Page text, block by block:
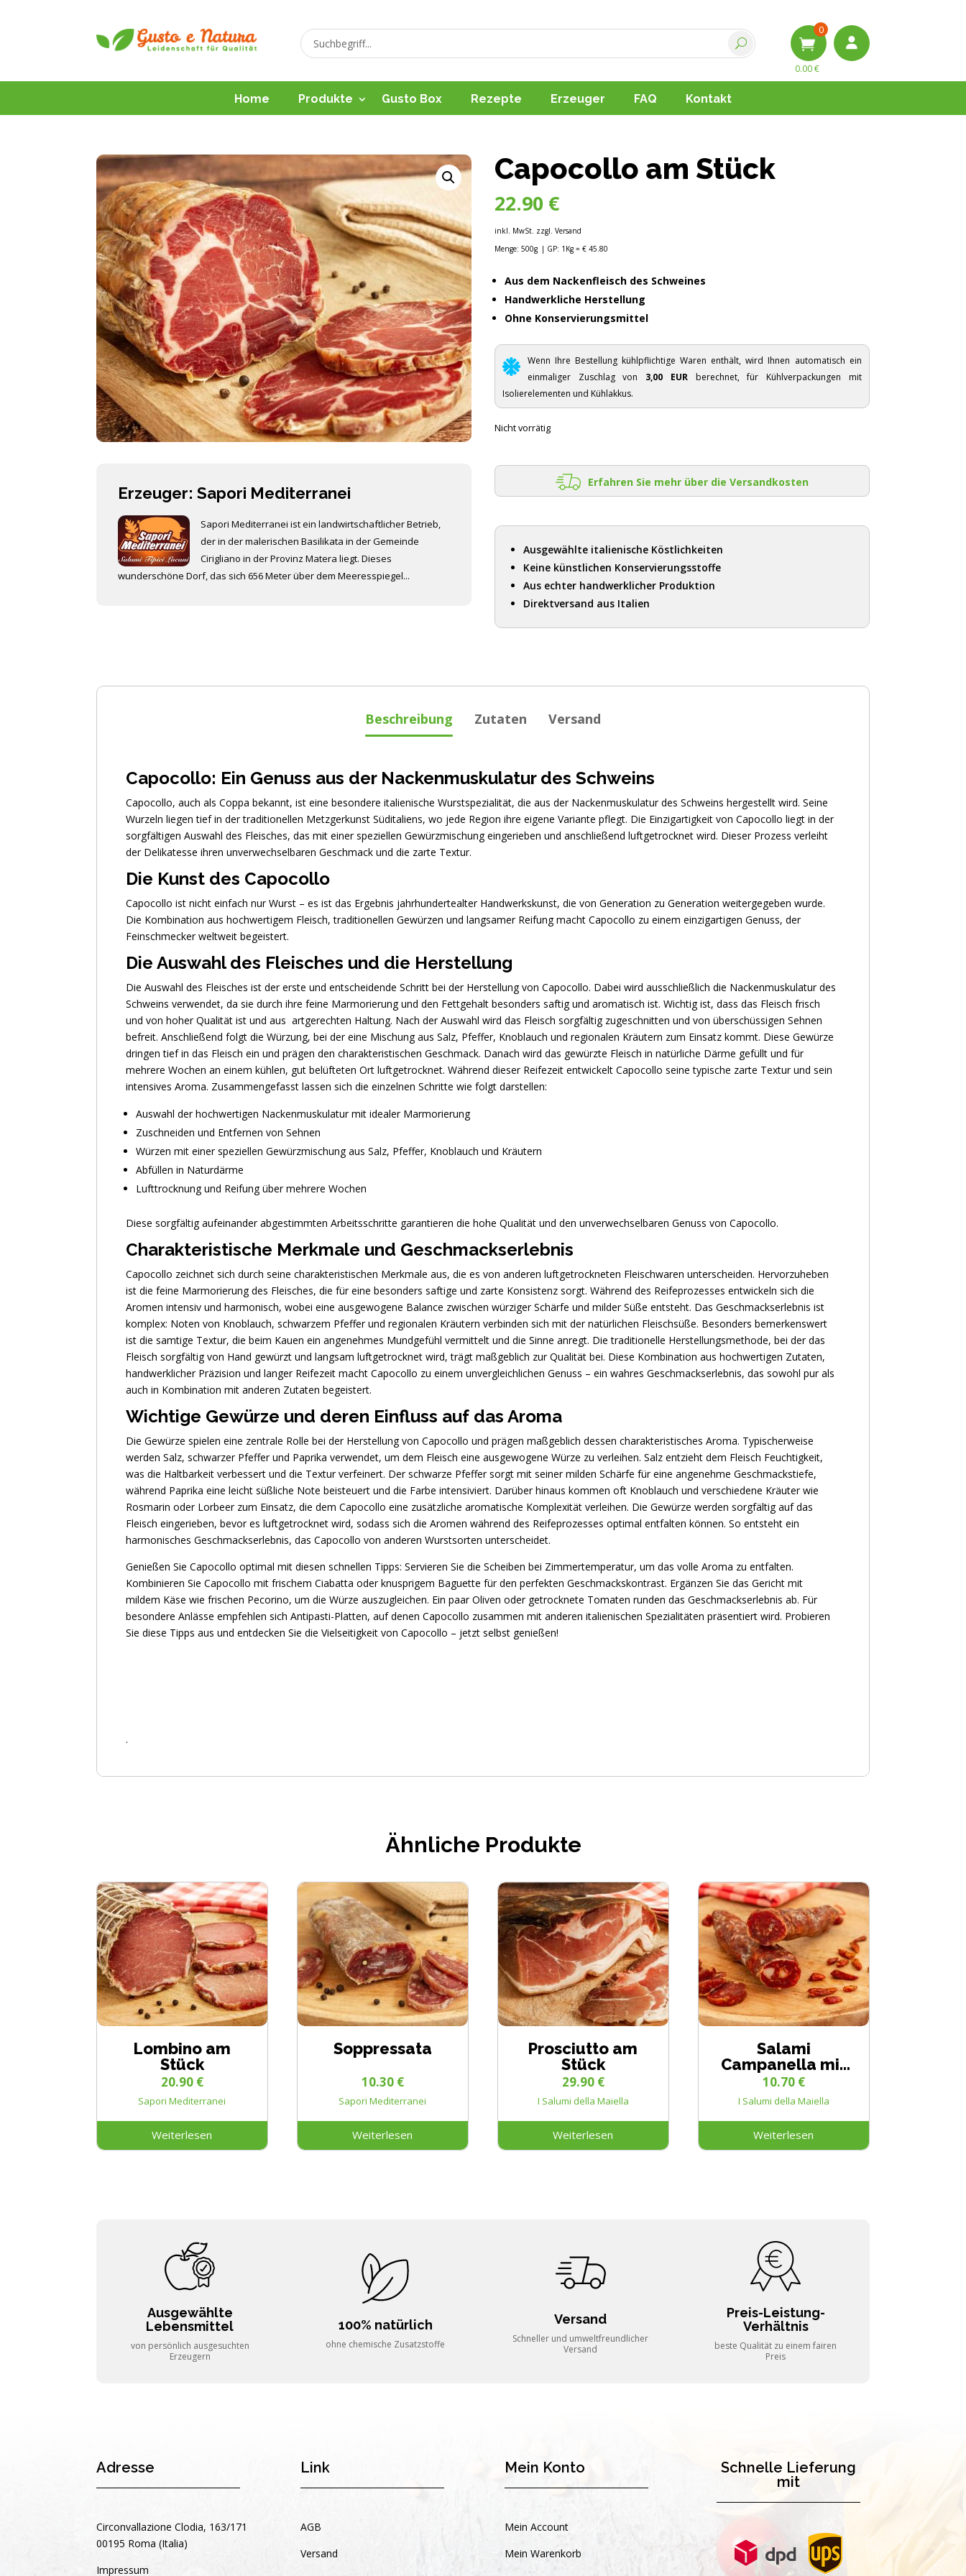
0.00€
0
Home Produkte Gusto Box Rezepte Erzeuger FAQ Kontakt
Erzeuger: Sapori Mediterranei
Sapori Mediterranei ist ein landwirtschaftlicher Betrieb,
der in der malerischen Basilikata in der Gemeinde
Cirigliano in der Provinz Matera liegt. Dieses
wunderschöne Dorf, das sich 656 Meter über dem Meeresspiegel...
Capocollo am Stück
22.90 €
inkl. MwSt. zzgl. Versand
Menge: 500g | GP: 1Kg = € 45.80
Aus dem Nackenfleisch des Schweines
Handwerkliche Herstellung
Ohne Konservierungsmittel
Wenn Ihre Bestellung kühlpflichtige Waren enthält, wird Ihnen automatisch ein
einmaliger Zuschlag von 3,00 EURberechnet, für Kühlverpackungen mit
Isolierelementen und Kühlakkus.
Nicht vorrätig
Erfahren Sie mehr über die Versandkosten
Ausgewählte italienische Köstlichkeiten
Keine künstlichen Konservierungsstoffe
Aus echter handwerklicher Produktion
Direktversand aus Italien
Beschreibung Zutaten Versand
Capocollo: Ein Genuss aus der Nackenmuskulatur des Schweins
Capocollo, auch als Coppa bekannt, ist eine besondere italienische Wurstspezialität, die aus der Nackenmuskulatur des Schweins hergestellt wird. Seine
Wurzeln liegen tief in der traditionellen Metzgerkunst Süditaliens, wo jede Region ihre eigene Variante pflegt. Die Einzigartigkeit von Capocollo liegt in der
sorgfältigen Auswahl des Fleisches, das mit einer speziellen Gewürzmischung eingerieben und anschließend luftgetrocknet wird. Dieser Prozess verleiht
der Delikatesse ihren unverwechselbaren Geschmack und die zarte Textur.
Die Kunst des Capocollo
Capocollo ist nicht einfach nur Wurst – es ist das Ergebnis jahrhundertealter Handwerkskunst, die von Generation zu Generation weitergegeben wurde.
Die Kombination aus hochwertigem Fleisch, traditionellen Gewürzen und langsamer Reifung macht Capocollo zu einem einzigartigen Genuss, der
Feinschmecker weltweit begeistert.
Die Auswahl des Fleisches und die Herstellung
Die Auswahl des Fleisches ist der erste und entscheidende Schritt bei der Herstellung von Capocollo. Dabei wird ausschließlich die Nackenmuskulatur des
Schweins verwendet, da sie durch ihre feine Marmorierung und den Fettgehalt besonders saftig und aromatisch ist. Wichtig ist, dass das Fleisch frisch
und von hoher Qualität ist und aus artgerechten Haltung. Nach der Auswahl wird das Fleisch sorgfältig zugeschnitten und von überschüssigen Sehnen
befreit. Anschließend folgt die Würzung, bei der eine Mischung aus Salz, Pfeffer, Knoblauch und regionalen Kräutern zum Einsatz kommt. Diese Gewürze
dringen tief in das Fleisch ein und prägen den charakteristischen Geschmack. Danach wird das gewürzte Fleisch in natürliche Därme gefüllt und für
mehrere Wochen an einem kühlen, gut belüfteten Ort luftgetrocknet. Während dieser Reifezeit entwickelt Capocollo seine typische zarte Textur und sein
intensives Aroma. Zusammengefasst lassen sich die einzelnen Schritte wie folgt darstellen:
Auswahl der hochwertigen Nackenmuskulatur mit idealer Marmorierung
Zuschneiden und Entfernen von Sehnen
Würzen mit einer speziellen Gewürzmischung aus Salz, Pfeffer, Knoblauch und Kräutern
Abfüllen in Naturdärme
Lufttrocknung und Reifung über mehrere Wochen
Diese sorgfältig aufeinander abgestimmten Arbeitsschritte garantieren die hohe Qualität und den unverwechselbaren Genuss von Capocollo.
Charakteristische Merkmale und Geschmackserlebnis
Capocollo zeichnet sich durch seine charakteristischen Merkmale aus, die es von anderen luftgetrockneten Fleischwaren unterscheiden. Hervorzuheben
ist die feine Marmorierung des Fleisches, die für eine besonders saftige und zarte Konsistenz sorgt. Während des Reifeprozesses entwickeln sich die
Aromen intensiv und harmonisch, wobei eine ausgewogene Balance zwischen würziger Schärfe und milder Süße entsteht. Das Geschmackserlebnis ist
komplex: Noten von Knoblauch, schwarzem Pfeffer und regionalen Kräutern verbinden sich mit der natürlichen Fleischsüße. Besonders bemerkenswert
ist die samtige Textur, die beim Kauen ein angenehmes Mundgefühl vermittelt und die Sinne anregt. Die traditionelle Herstellungsmethode, bei der das
Fleisch sorgfältig von Hand gewürzt und langsam luftgetrocknet wird, trägt maßgeblich zur Qualität bei. Diese Kombination aus hochwertigen Zutaten,
handwerklicher Präzision und langer Reifezeit macht Capocollo zu einem unvergleichlichen Genuss – ein wahres Geschmackserlebnis, das sowohl pur als
auch in Kombination mit anderen Zutaten begeistert.
Wichtige Gewürze und deren Einfluss auf das Aroma
Die Gewürze spielen eine zentrale Rolle bei der Herstellung von Capocollo und prägen maßgeblich dessen charakteristisches Aroma. Typischerweise
werden Salz, schwarzer Pfeffer und Paprika verwendet, um dem Fleisch eine ausgewogene Würze zu verleihen. Salz entzieht dem Fleisch Feuchtigkeit,
was die Haltbarkeit verbessert und die Textur verfeinert. Der schwarze Pfeffer sorgt mit seiner milden Schärfe für eine angenehme Geschmackstiefe,
während Paprika eine leicht süßliche Note beisteuert und die Farbe intensiviert. Darüber hinaus kommen oft Knoblauch und verschiedene Kräuter wie
Rosmarin oder Lorbeer zum Einsatz, die dem Capocollo eine zusätzliche aromatische Komplexität verleihen. Die Gewürze werden sorgfältig auf das
Fleisch eingerieben, bevor es luftgetrocknet wird, sodass sich die Aromen während des Reifeprozesses optimal entfalten können. So entsteht ein
harmonisches Geschmackserlebnis, das Capocollo von anderen Wurstsorten unterscheidet.
Genießen Sie Capocollo optimal mit diesen schnellen Tipps: Servieren Sie die Scheiben bei Zimmertemperatur, um das volle Aroma zu entfalten.
Kombinieren Sie Capocollo mit frischem Ciabatta oder knusprigem Baguette für den perfekten Geschmackskontrast. Ergänzen Sie das Gericht mit
mildem Käse wie frischen Pecorino, um die Würze auszugleichen. Ein paar Oliven oder getrocknete Tomaten runden das Geschmackserlebnis ab. Für
besondere Anlässe empfehlen sich Antipasti-Platten, auf denen Capocollo zusammen mit anderen italienischen Spezialitäten präsentiert wird. Probieren
Sie diese Tipps aus und entdecken Sie die Vielseitigkeit von Capocollo – jetzt selbst genießen!
.
Ähnliche Produkte
Lombino am
Stück
Sapori Mediterranei
20.90 €
Weiterlesen
Soppressata
Sapori Mediterranei
10.30 €
Weiterlesen
Prosciutto am
Stück
I Salumi della Maiella
29.90 €
Weiterlesen
Salami
Campanella mit
Chili
I Salumi della Maiella
10.70 €
Weiterlesen
Ausgewählte
Lebensmittel
von persönlich ausgesuchten
Erzeugern
100% natürlich
ohne chemische Zusatzstoffe
Versand
Schneller und umweltfreundlicher
Versand
Preis-Leistung-
Verhältnis
beste Qualität zu einem fairen
Preis
Adresse
Circonvallazione Clodia, 163/171
00195 Roma (Italia)
Impressum
Link
AGB
Versand
Mein Konto
Mein Account
Mein Warenkorb
Schnelle Lieferung
mit